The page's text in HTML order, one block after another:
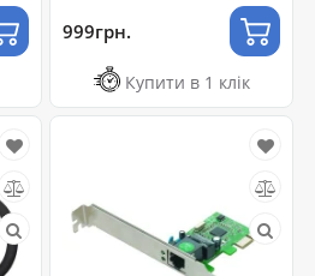
999грн.
Купити в 1 клік